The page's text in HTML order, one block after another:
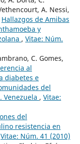
A. Nessi,
Hallazgos de Amibas
y
, Vitae: Núm.
C. Gomes,
al
diabetes e
del
Venezuela , Vitae:
del
resistencia en
Vitae: Núm. 41 (2010)